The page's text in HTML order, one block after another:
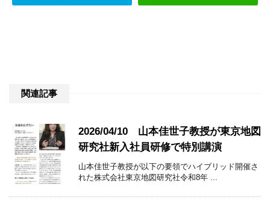
関連記事
2026/04/10 山本佳世子教授が東京地図
研究社新入社員研修で特別講演
山本佳世子教授が以下の要領でハイブリッド開催さ
れた株式会社東京地図研究社令和8年 ...